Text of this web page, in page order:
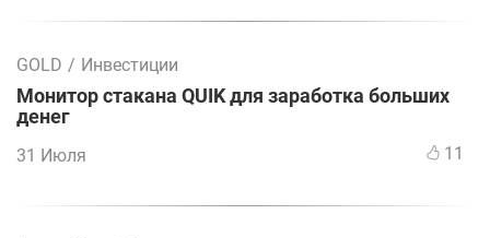
GOLD / Инвестиции
Монитор стакана QUIK для заработка больших
денег
31 Июля 11